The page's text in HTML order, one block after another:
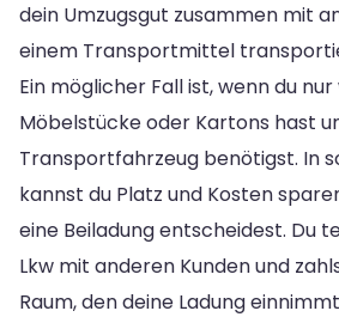
dein Umzugsgut zusammen mit
einem Transportmittel
Ein möglicher Fall ist, wenn du
Möbelstücke oder Kartons hast
Transportfahrzeug benötigst. In
kannst du Platz und Kosten
eine Beiladung entscheidest. Du
Lkw mit anderen Kunden und
Raum, den deine Ladung